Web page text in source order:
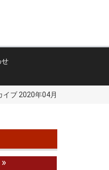
せ
イブ 2020年04月
»